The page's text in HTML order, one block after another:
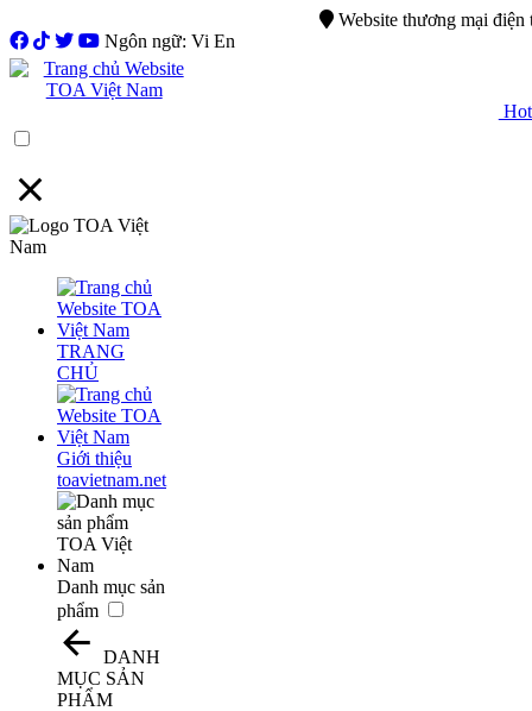
Website thương mại
Ngôn ngữ: Vi En
TRANG
CHỦ
Giới thiệu
toavietnam.net
Danh mục sản
phẩm
DANH
MỤC SẢN
PHẨM